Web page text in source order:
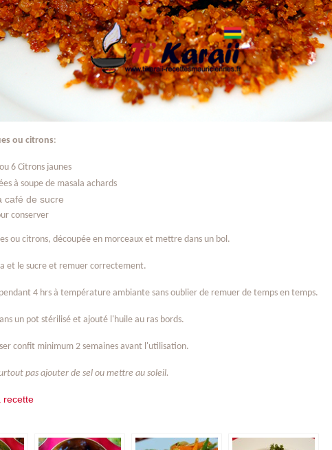
ou citrons:
6 Citrons jaunes
à soupe de masala achards
café de sucre
conserver
ou citrons, découpée en morceaux et mettre dans un bol.
et le sucre et remuer correctement.
4 hrs à température ambiante sans oublier de remuer de temps en temps.
un pot stérilisé et ajouté l'huile au ras bords.
confit minimum 2 semaines avant l'utilisation.
pas ajouter de sel ou mettre au soleil.
recette